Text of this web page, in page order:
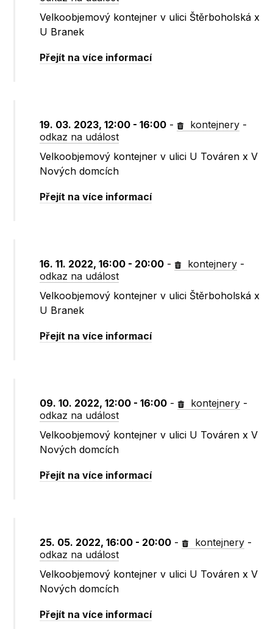
Velkoobjemový kontejner v ulici Štěrboholská x
U Branek
Přejít na více informací
19. 03. 2023, 12:00 - 16:00 - kontejnery -
odkaz na událost
Velkoobjemový kontejner v ulici U Továren x V
Nových domcích
Přejít na více informací
16. 11. 2022, 16:00 - 20:00 - kontejnery -
odkaz na událost
Velkoobjemový kontejner v ulici Štěrboholská x
U Branek
Přejít na více informací
09. 10. 2022, 12:00 - 16:00 - kontejnery -
odkaz na událost
Velkoobjemový kontejner v ulici U Továren x V
Nových domcích
Přejít na více informací
25. 05. 2022, 16:00 - 20:00 - kontejnery -
odkaz na událost
Velkoobjemový kontejner v ulici U Továren x V
Nových domcích
Přejít na více informací